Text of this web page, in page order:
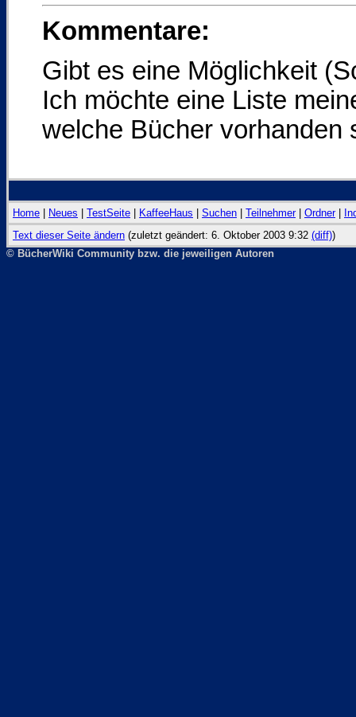
Kommentare:
Gibt es eine Möglichkeit
Ich möchte eine Liste
welche Bücher
Home Neues TestSeite KaffeeHaus Suchen Teilnehmer| Ordner|
Text dieser Seite ändern (zuletzt geändert: 6. Oktober 2003 9:32 (diff))
© BücherWiki Community bzw. die jeweiligen Autoren